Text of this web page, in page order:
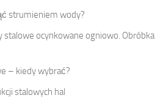
strumieniem wody?
stalowe ocynkowane ogniowo. Obróbka
– kiedy wybrać?
stalowych hal